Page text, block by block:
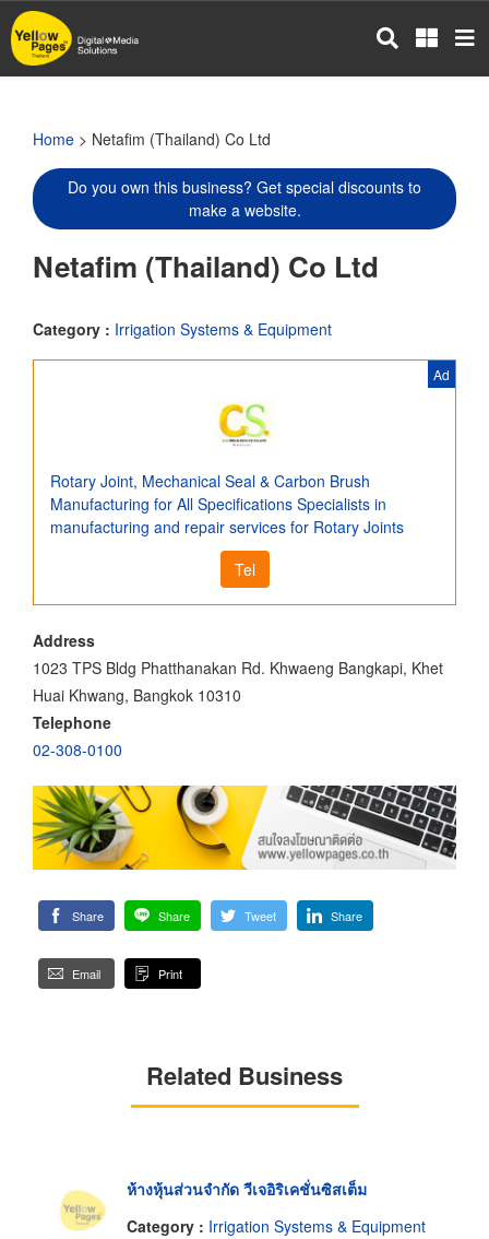
Skip
to
main
Home > Netafim (Thailand) Co Ltd
Do you own this business? Get special discounts to
make a website.
Netafim (Thailand) Co Ltd
Category : Irrigation Systems & Equipment
Ad
Rotary Joint, Mechanical Seal & Carbon Brush
Manufacturing for All Specifications Specialists in
manufacturing and repair services for Rotary Joints
Tel
Address
1023 TPS Bldg Phatthanakan Rd. Khwaeng Bangkapi, Khet
Huai Khwang, Bangkok 10310
Telephone
02-308-0100
Share Share Tweet Share
Email Print
Related Business
ห้างหุ้นส่วนจำกัด วีเจอิริเคชั่นซิสเต็ม
Category : Irrigation Systems & Equipment